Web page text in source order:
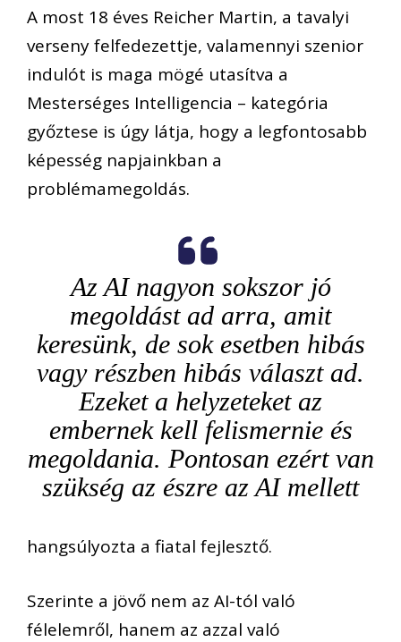
A most 18 éves Reicher Martin, a tavalyi
verseny felfedezettje, valamennyi szenior
indulót is maga mögé utasítva a
Mesterséges Intelligencia – kategória
győztese is úgy látja, hogy a legfontosabb
képesség napjainkban a
problémamegoldás.
Az AI nagyon sokszor jó
megoldást ad arra, amit
keresünk, de sok esetben hibás
vagy részben hibás választ ad.
Ezeket a helyzeteket az
embernek kell felismernie és
megoldania. Pontosan ezért van
szükség az észre az AI mellett
hangsúlyozta a fiatal fejlesztő.
Szerinte a jövő nem az AI-tól való
félelemről, hanem az azzal való